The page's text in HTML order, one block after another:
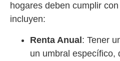
hogares deben cumplir
incluyen:
Renta Anual: Tener
un umbral específico,